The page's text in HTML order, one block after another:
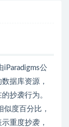
iParadigms公
据库资源，
抄袭行为。
似度百分比，
重度抄袭，